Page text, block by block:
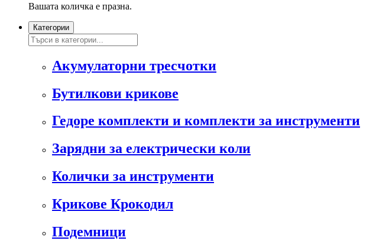
Вашата количка е празна.
Категории
Акумулаторни тресчотки
Бутилкови крикове
Гедоре комплекти и комплекти за инструменти
Зарядни за електрически коли
Колички за инструменти
Крикове Крокодил
Подемници